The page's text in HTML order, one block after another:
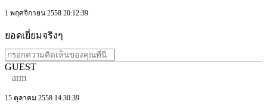
1 พฤศจิกายน 2558 20:12:39
ยอดเยี่ยมจริงๆ
GUEST
arm
15 ตุลาคม 2558 14:30:39